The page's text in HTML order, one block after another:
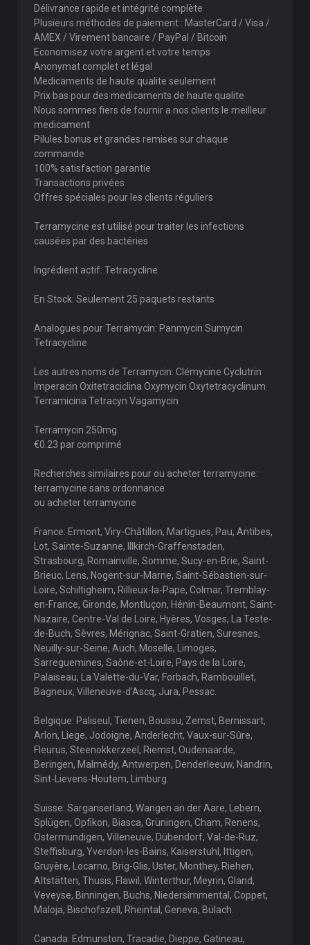
Délivrance rapide et intégrité complète
Plusieurs méthodes de paiement : MasterCard / Visa /
AMEX / Virement bancaire / PayPal / Bitcoin
Economisez votre argent et votre temps
Anonymat complet et légal
Medicaments de haute qualite seulement
Prix bas pour des medicaments de haute qualite
Nous sommes fiers de fournir a nos clients le meilleur
medicament
Pilules bonus et grandes remises sur chaque
commande
100% satisfaction garantie
Transactions privées
Offres spéciales pour les clients réguliers
Terramycine est utilisé pour traiter les infections
causées par des bactéries
Ingrédient actif: Tetracycline
En Stock: Seulement 25 paquets restants
Analogues pour Terramycin: Panmycin Sumycin
Tetracycline
Les autres noms de Terramycin: Clémycine Cyclutrin
Imperacin Oxitetraciclina Oxymycin Oxytetracyclinum
Terramicina Tetracyn Vagamycin
Terramycin 250mg
€0.23 par comprimé
Recherches similaires pour ou acheter terramycine:
terramycine sans ordonnance
ou acheter terramycine
France: Ermont, Viry-Châtillon, Martigues, Pau, Antibes,
Lot, Sainte-Suzanne, Illkirch-Graffenstaden,
Strasbourg, Romainville, Somme, Sucy-en-Brie, Saint-
Brieuc, Lens, Nogent-sur-Marne, Saint-Sébastien-sur-
Loire, Schiltigheim, Rillieux-la-Pape, Colmar, Tremblay-
en-France, Gironde, Montluçon, Hénin-Beaumont, Saint-
Nazaire, Centre-Val de Loire, Hyères, Vosges, La Teste-
de-Buch, Sèvres, Mérignac, Saint-Gratien, Suresnes,
Neuilly-sur-Seine, Auch, Moselle, Limoges,
Sarreguemines, Saône-et-Loire, Pays de la Loire,
Palaiseau, La Valette-du-Var, Forbach, Rambouillet,
Bagneux, Villeneuve-d'Ascq, Jura, Pessac.
Belgique: Paliseul, Tienen, Boussu, Zemst, Bernissart,
Arlon, Liege, Jodoigne, Anderlecht, Vaux-sur-Sûre,
Fleurus, Steenokkerzeel, Riemst, Oudenaarde,
Beringen, Malmédy, Antwerpen, Denderleeuw, Nandrin,
Sint-Lievens-Houtem, Limburg.
Suisse: Sarganserland, Wangen an der Aare, Lebern,
Splügen, Opfikon, Biasca, Grüningen, Cham, Renens,
Ostermundigen, Villeneuve, Dübendorf, Val-de-Ruz,
Steffisburg, Yverdon-les-Bains, Kaiserstuhl, Ittigen,
Gruyère, Locarno, Brig-Glis, Uster, Monthey, Riehen,
Altstätten, Thusis, Flawil, Winterthur, Meyrin, Gland,
Veveyse, Binningen, Buchs, Niedersimmental, Coppet,
Maloja, Bischofszell, Rheintal, Geneva, Bülach.
Canada: Edmunston, Tracadie, Dieppe, Gatineau,